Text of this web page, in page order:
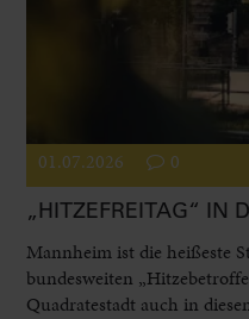
01.07.2026 0
„HITZEFREITAG“ IN
Mannheim ist die heißeste
bundesweiten
Quadratestadt auch in